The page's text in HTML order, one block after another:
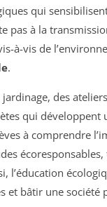
qui
pas à la
à-vis de
.
des
qui développent
à comprendre
l’éducation
et bâtir une société